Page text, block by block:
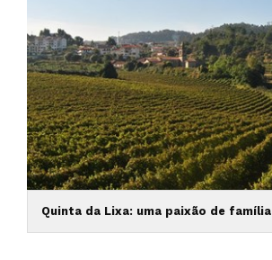
Quinta da Lixa: uma paixão de família